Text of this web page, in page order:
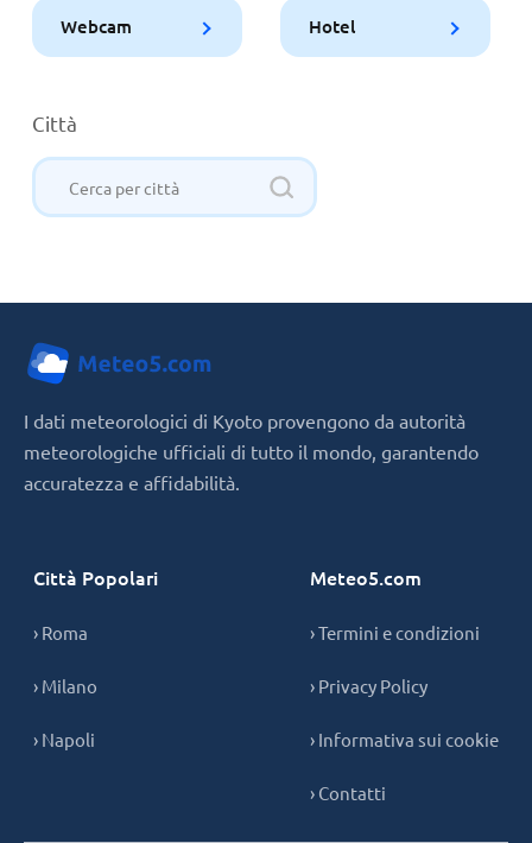
Webcam Hotel
Città
I dati meteorologici di Kyoto provengono da autorità
meteorologiche ufficiali di tutto il mondo, garantendo
accuratezza e affidabilità.
Città Popolari
› Roma
› Milano
› Napoli
Meteo5.com
› Termini e condizioni
› Privacy Policy
› Informativa sui cookie
› Contatti